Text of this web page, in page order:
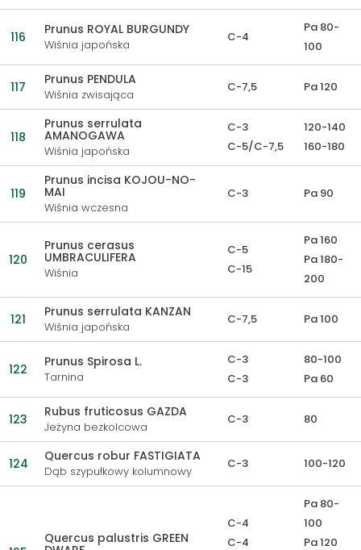
116 Prunus ROYAL BURGUNDY
Wiśnia japońska
C-4
Pa 80-
100
117 Prunus PENDULA
Wiśnia zwisająca
C-7,5 Pa 120
118
Prunus serrulata
AMANOGAWA
Wiśnia japońska
C-3
C-5/C-7,5
120-140
160-180
119
Prunus incisa KOJOU-NO-
MAI
Wiśnia wczesna
C-3 Pa 90
120
Prunus cerasus
UMBRACULIFERA
Wiśnia
C-5
C-15
Pa 160
Pa 180-
200
121 Prunus serrulata KANZAN
Wiśnia japońska
C-7,5 Pa 100
122 Prunus Spirosa L.
Tarnina
C-3
C-3
80-100
Pa 60
123 Rubus fruticosus GAZDA
Jeżyna bezkolcowa
C-3 80
124 Quercus robur FASTIGIATA
Dąb szypułkowy kolumnowy
C-3 100-120
Quercus palustris GREEN
C-4
C-4
Pa 80-
100
Pa 120